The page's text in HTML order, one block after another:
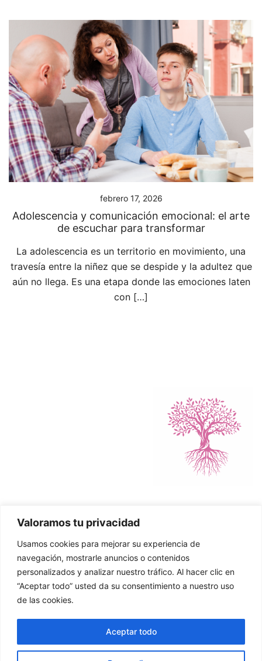
Valoramos tu privacidad
Usamos cookies para mejorar su experiencia de
navegación, mostrarle anuncios o contenidos
personalizados y analizar nuestro tráfico. Al hacer clic en
“Aceptar todo” usted da su consentimiento a nuestro uso
de las cookies.
Aceptar todo
febrero 17, 2026
Adolescencia y comunicación emocional: el arte
de escuchar para transformar
La adolescencia es un territorio en movimiento, una
travesía entre la niñez que se despide y la adultez que
aún no llega. Es una etapa donde las emociones laten
con […]
Política de Cookies
Política de Privacidad
© 2026 Asier Zuazo. Página creada por MJG Social
Media